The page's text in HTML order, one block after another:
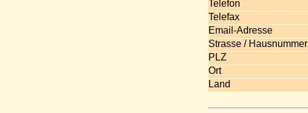
Telefon
Telefax
Email-Adresse
Strasse / Hausnummer
PLZ
Ort
Land